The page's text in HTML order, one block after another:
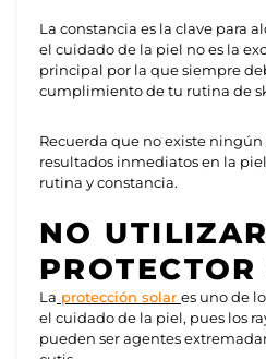
La constancia es la clave para
el cuidado de la piel no es la
principal por la que siempre
cumplimiento de tu rutina de
Recuerda que no existe
resultados inmediatos en la
rutina y constancia.
NO UTILIZAR
La protección solar es uno de
el cuidado de la piel, pues los
pueden ser agentes